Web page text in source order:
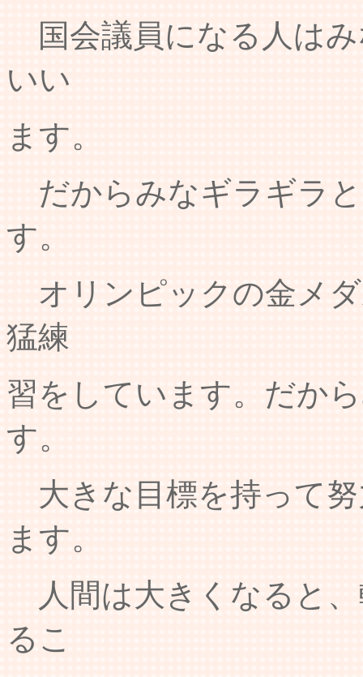
国会議員になる人は
いい
ます。
だからみなギラギラ
す。
オリンピックの金メ
猛練
習をしています。だか
す。
大きな目標を持って
ます。
人間は大きくなると
るこ